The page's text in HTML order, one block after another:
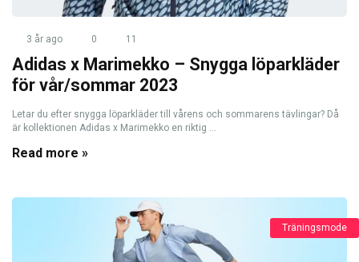
3 år ago 0 11
Adidas x Marimekko – Snygga löparkläder
för vår/sommar 2023
Letar du efter snygga löparkläder till vårens och sommarens tävlingar? Då
är kollektionen Adidas x Marimekko en riktig ...
Read more »
Träningsmode